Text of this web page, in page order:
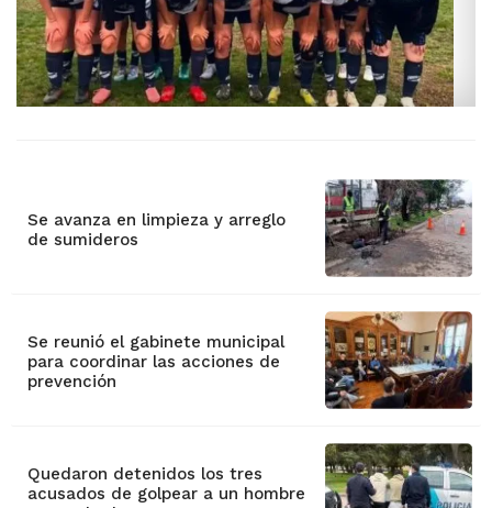
Se avanza en limpieza y arreglo
de sumideros
Se reunió el gabinete municipal
para coordinar las acciones de
prevención
Quedaron detenidos los tres
acusados de golpear a un hombre